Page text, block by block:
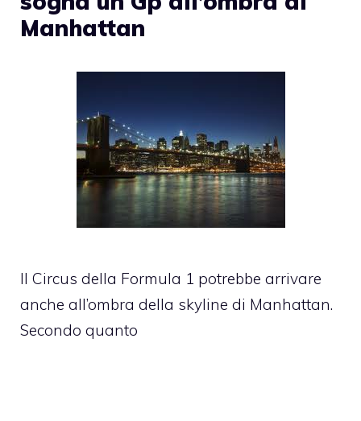
Manhattan
Il Circus della Formula 1 potrebbe arrivare
anche all’ombra della skyline di Manhattan.
Secondo quanto